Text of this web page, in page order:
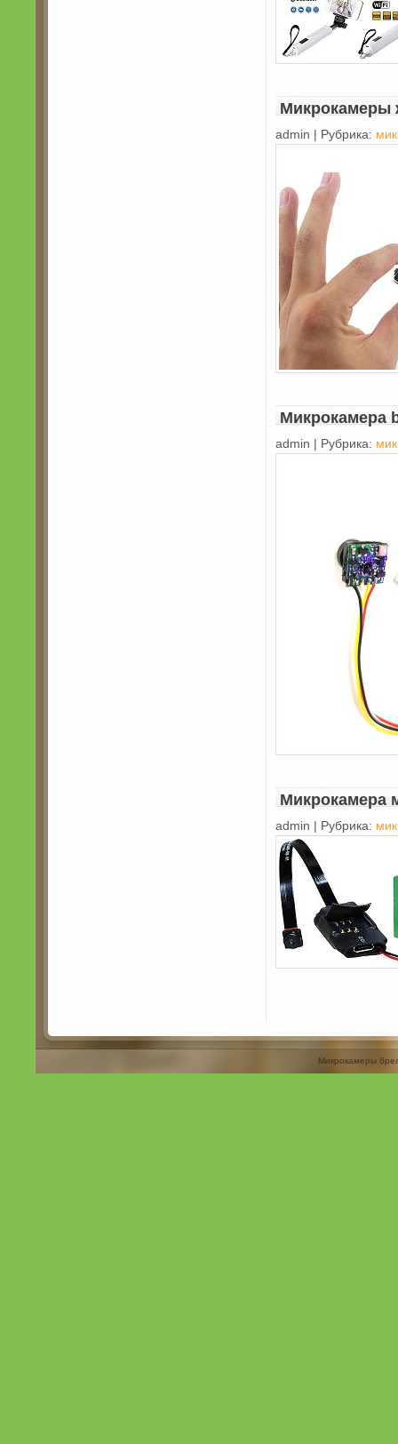
Микрокамеры
admin | Рубрика:
Микрокамера
admin | Рубрика:
Микрокамера
admin | Рубрика:
Микрокамеры